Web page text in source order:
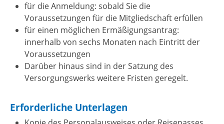
für die Anmeldung: sobald Sie die
Voraussetzungen für die Mitgliedschaft erfüllen
für einen möglichen Ermäßigungsantrag:
innerhalb von sechs Monaten nach Eintritt der
Voraussetzungen
Darüber hinaus sind in der Satzung des
Versorgungswerks weitere Fristen geregelt.
Erforderliche Unterlagen